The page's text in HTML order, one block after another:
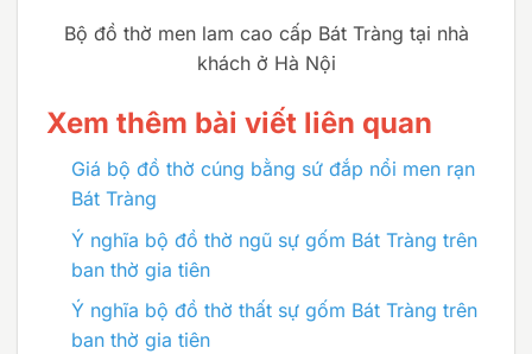
Bộ đồ thờ men lam cao cấp Bát Tràng tại nhà
khách ở Hà Nội
Xem thêm bài viết liên quan
Giá bộ đồ thờ cúng bằng sứ đắp nổi men rạn
Bát Tràng
Ý nghĩa bộ đồ thờ ngũ sự gốm Bát Tràng trên
ban thờ gia tiên
Ý nghĩa bộ đồ thờ thất sự gốm Bát Tràng trên
ban thờ gia tiên